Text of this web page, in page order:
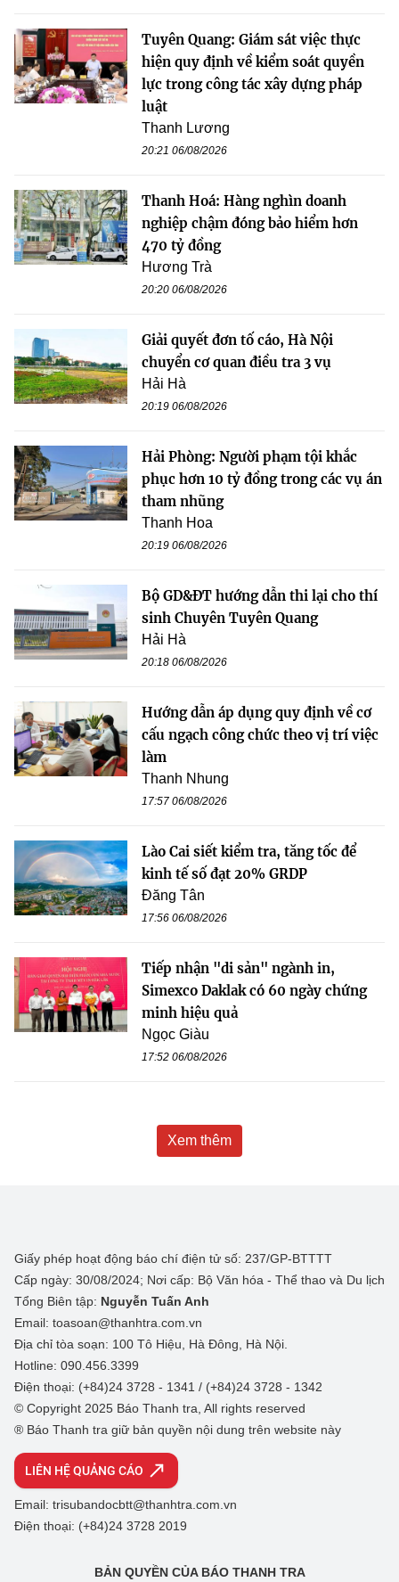
Tuyên Quang: Giám sát việc thực
hiện quy định về kiểm soát quyền
lực trong công tác xây dựng pháp
luật
Thanh Lương
20:21 06/08/2026
Thanh Hoá: Hàng nghìn doanh
nghiệp chậm đóng bảo hiểm hơn
470 tỷ đồng
Hương Trà
20:20 06/08/2026
Giải quyết đơn tố cáo, Hà Nội
chuyển cơ quan điều tra 3 vụ
Hải Hà
20:19 06/08/2026
Hải Phòng: Người phạm tội khắc
phục hơn 10 tỷ đồng trong các vụ án
tham nhũng
Thanh Hoa
20:19 06/08/2026
Bộ GD&ĐT hướng dẫn thi lại cho thí
sinh Chuyên Tuyên Quang
Hải Hà
20:18 06/08/2026
Hướng dẫn áp dụng quy định về cơ
cấu ngạch công chức theo vị trí việc
làm
Thanh Nhung
17:57 06/08/2026
Lào Cai siết kiểm tra, tăng tốc để
kinh tế số đạt 20% GRDP
Đăng Tân
17:56 06/08/2026
Tiếp nhận "di sản" ngành in,
Simexco Daklak có 60 ngày chứng
minh hiệu quả
Ngọc Giàu
17:52 06/08/2026
Xem thêm
Giấy phép hoạt động báo chí điện tử số: 237/GP-BTTTT
Cấp ngày: 30/08/2024; Nơi cấp: Bộ Văn hóa - Thể thao và Du lịch
Tổng Biên tập: Nguyễn Tuấn Anh
Email: toasoan@thanhtra.com.vn
Địa chỉ tòa soạn: 100 Tô Hiệu, Hà Đông, Hà Nội.
Hotline: 090.456.3399
Điện thoại: (+84)24 3728 - 1341 / (+84)24 3728 - 1342
© Copyright 2025 Báo Thanh tra, All rights reserved
® Báo Thanh tra giữ bản quyền nội dung trên website này
LIÊN HỆ QUẢNG CÁO
Email: trisubandocbtt@thanhtra.com.vn
Điện thoại: (+84)24 3728 2019
BẢN QUYỀN CỦA BÁO THANH TRA